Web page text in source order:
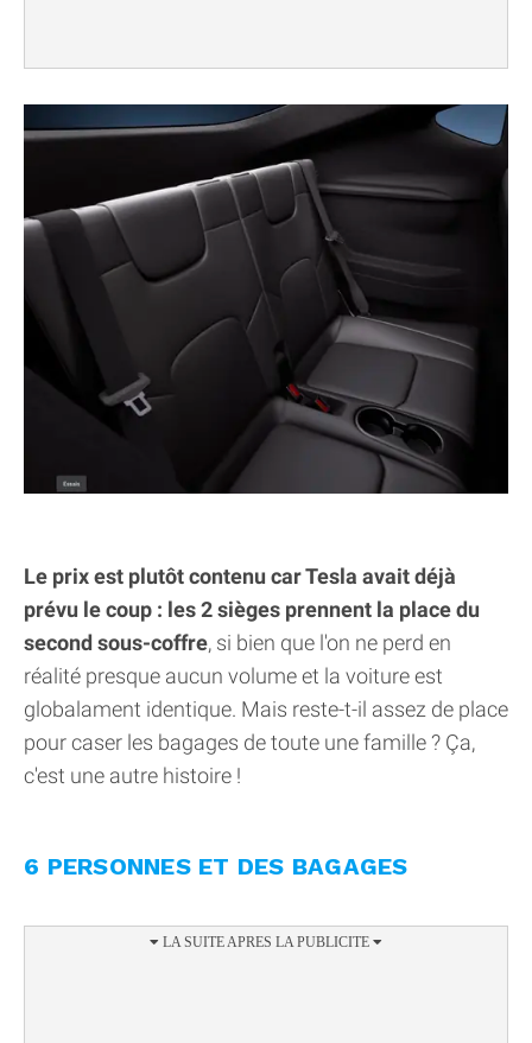
Le prix est plutôt contenu car Tesla avait déjà
prévu le coup : les 2 sièges prennent la place du
second sous-coffre, si bien que l'on ne perd en
réalité presque aucun volume et la voiture est
globalament identique. Mais reste-t-il assez de place
pour caser les bagages de toute une famille ? Ça,
c'est une autre histoire !
6 PERSONNES ET DES BAGAGES